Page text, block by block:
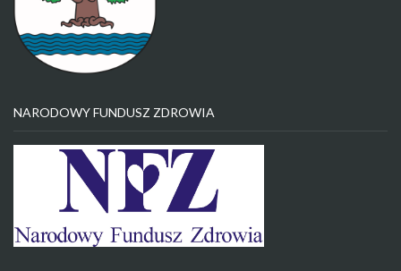
NARODOWY FUNDUSZ ZDROWIA